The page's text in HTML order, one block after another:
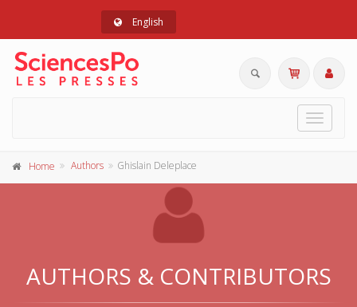
English
Toggle
Home Authors Ghislain Deleplace
AUTHORS & CONTRIBUTORS